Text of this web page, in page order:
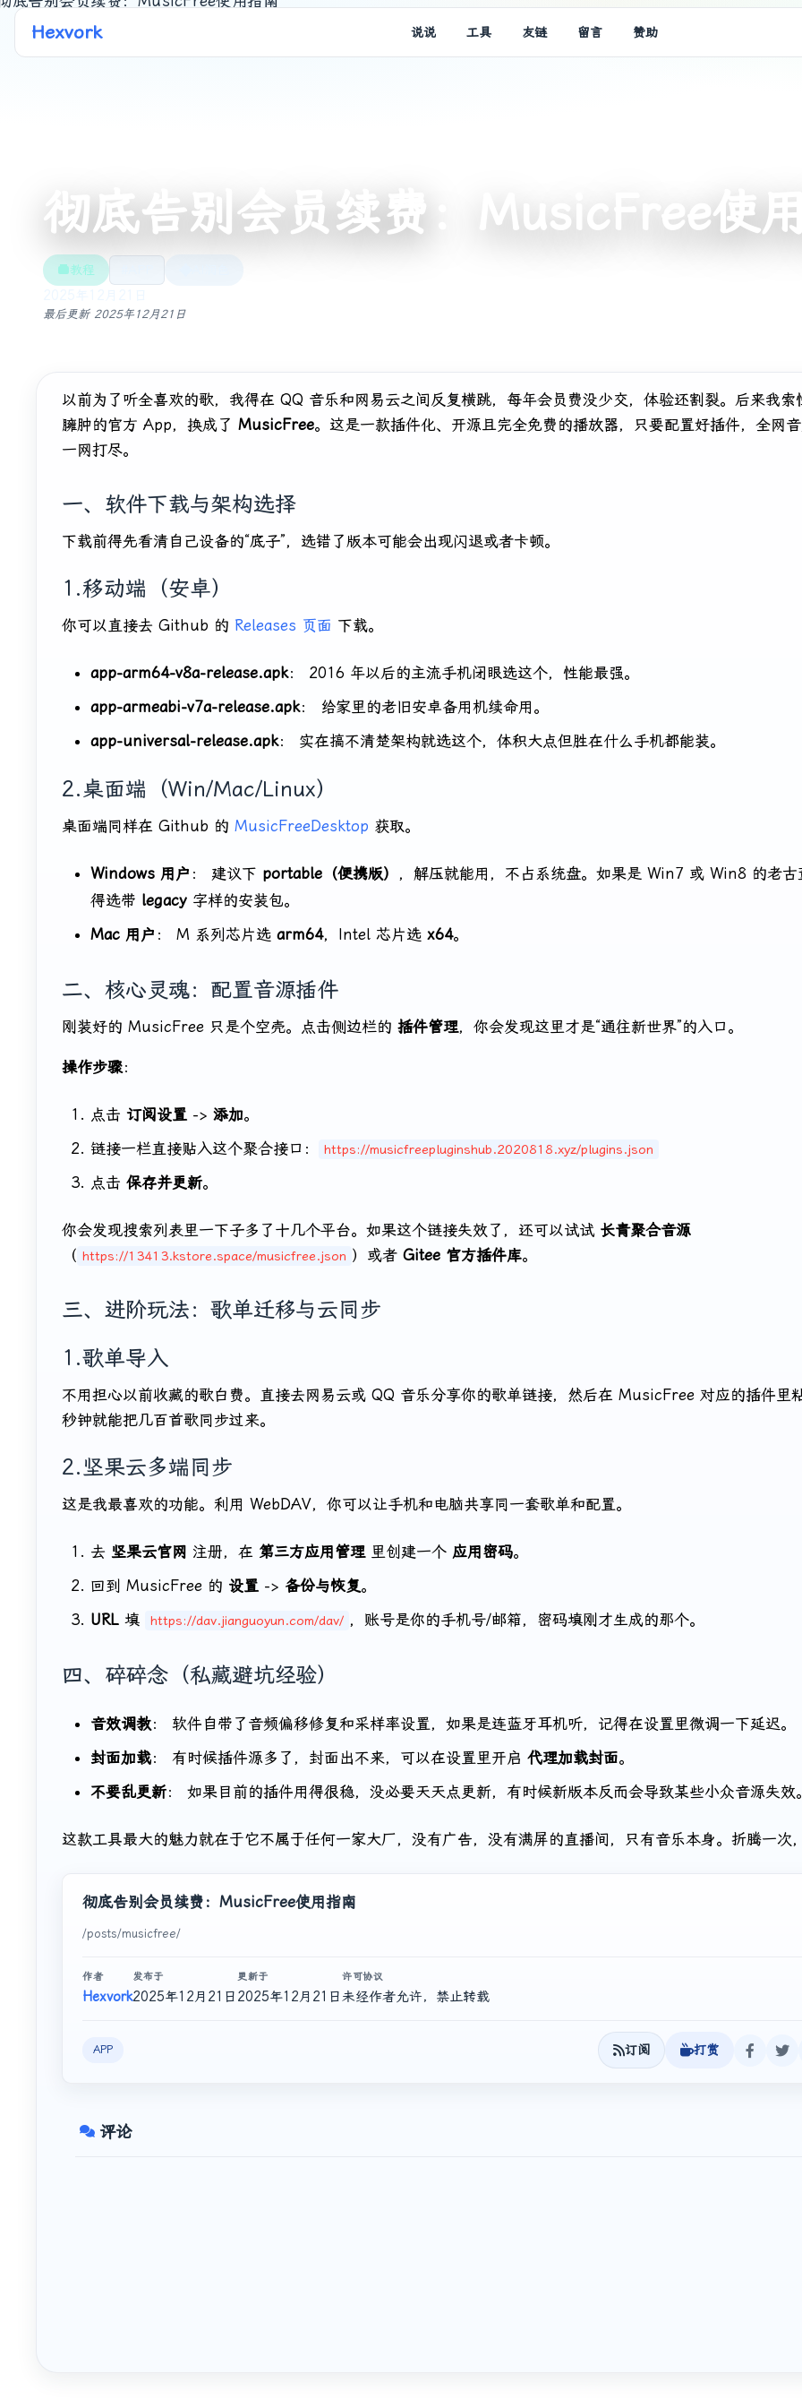
Hexvork 说说 工具 友链 留言 赞助
彻底告别会员续费：MusicFree使
教程
最后更新 2025年12月21日
以前为了听全喜欢的歌，我得在 QQ 音乐和网易云之间反复横跳，每年会员费没少交，体验还割裂。后来我索
臃肿的官方 App，换成了 MusicFree。这是一款插件化、开源且完全免费的播放器，只要配置好插件，全网
一网打尽。
一、软件下载与架构选择
下载前得先看清自己设备的“底子”，选错了版本可能会出现闪退或者卡顿。
1.移动端（安卓）
你可以直接去 Github 的 Releases 页面 下载。
app-arm64-v8a-release.apk： 2016 年以后的主流手机闭眼选这个，性能最强。
app-armeabi-v7a-release.apk： 给家里的老旧安卓备用机续命用。
app-universal-release.apk： 实在搞不清楚架构就选这个，体积大点但胜在什么手机都能装。
2.桌面端（Win/Mac/Linux）
桌面端同样在 Github 的 MusicFreeDesktop 获取。
Windows 用户 ： 建议下 portable（便携版） ，解压就能用，不占系统盘。如果是 Win7 或 Win8 的老古
得选带 legacy 字样的安装包。
Mac 用户 ： M 系列芯片选 arm64，Intel 芯片选 x64。
二、核心灵魂：配置音源插件
刚装好的 MusicFree 只是个空壳。点击侧边栏的 插件管理，你会发现这里才是“通往新世界”的入口。
操作步骤：
点击 订阅设置 -> 添加。
链接一栏直接贴入这个聚合接口：
https://musicfreepluginshub.2020818.xyz/plugins.json
点击 保存并更新。
你会发现搜索列表里一下子多了十几个平台。如果这个链接失效了，还可以试试 长青聚合音源
（ https://13413.kstore.space/musicfree.json ）或者 Gitee 官方插件库。
三、进阶玩法：歌单迁移与云同步
1.歌单导入
不用担心以前收藏的歌白费。直接去网易云或 QQ 音乐分享你的歌单链接，然后在 MusicFree 对应的插件里
秒钟就能把几百首歌同步过来。
2.坚果云多端同步
这是我最喜欢的功能。利用 WebDAV，你可以让手机和电脑共享同一套歌单和配置。
去 坚果云官网 注册，在 第三方应用管理里创建一个 应用密码。
回到 MusicFree 的 设置 -> 备份与恢复。
URL 填 https://dav.jianguoyun.com/dav/ ，账号是你的手机号/邮箱，密码填刚才生成的那个。
四、碎碎念（私藏避坑经验）
音效调教： 软件自带了音频偏移修复和采样率设置，如果是连蓝牙耳机听，记得在设置里微调一下延迟。
封面加载： 有时候插件源多了，封面出不来，可以在设置里开启 代理加载封面。
不要乱更新： 如果目前的插件用得很稳，没必要天天点更新，有时候新版本反而会导致某些小众音源失效
这款工具最大的魅力就在于它不属于任何一家大厂，没有广告，没有满屏的直播间，只有音乐本身。折腾一次
彻底告别会员续费：MusicFree使用指南
/posts/musicfree/
作者
Hexvork
发布于
2025年12月21日
更新于
2025年12月21日
许可协议
未经作者允许，禁止转载
APP 订阅 打赏
评论